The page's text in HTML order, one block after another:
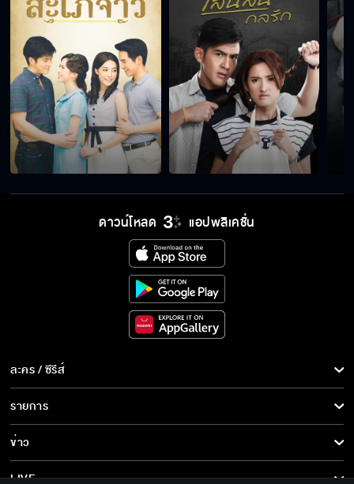
เรื่องรองเท้าฉันถนัด
ดาวน์โหลด แอปพลิเคชั่น
ละคร / ซีรีส์
ละคร/ซีรีส์
ซีรีส์นานาชาติ
การ์ตูน & เกม
รายการ
รายการทั้งหมด
ข่าว
ข่าวทั้งหมด
LIVE